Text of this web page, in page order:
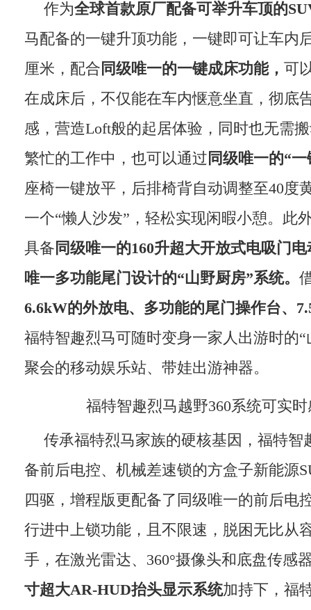
作为全球首款原厂配备可举升车顶的
马配备的一键升顶功能，一键即可让车内
厘米，配合 同级唯一的一键成床功能， 可
在成床后，不仅能在车内惬意坐直，彻底
感，营造Loft般的起居体验，同时也无需
繁忙的工作中，也可以通过 同级唯一的“
座椅一键放平，后排椅背自动调整至40度
一个“懒人沙发”，轻松实现闲暇小憩。此
具备 同级唯一的160升超大开放式电吸门
唯一多功能尾门设计的“山野厨房”系统。
6.6kW的外放电、多功能的尾门操作台、
福特智趣烈马可随时变身一家人出游时的
聚会的移动娱乐站、带娃出游神器。
福特智趣烈马越野360系统可实
传承福特烈马家族的硬核基因，福特智
备前后电控、机械差速锁的方盒子新能源
四驱，增程版更配备了同级唯一的前后电
行进中上锁功能，且不限速，脱困无比从
手，在激光雷达、360°摄像头和底盘传感
寸超大AR-HUD抬头显示系统加持下，福